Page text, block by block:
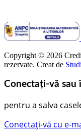
Conectați-vă sau
Conectați-vă cu e-
Nu ai un cont?
Conectați-vă sau
pentru a salva